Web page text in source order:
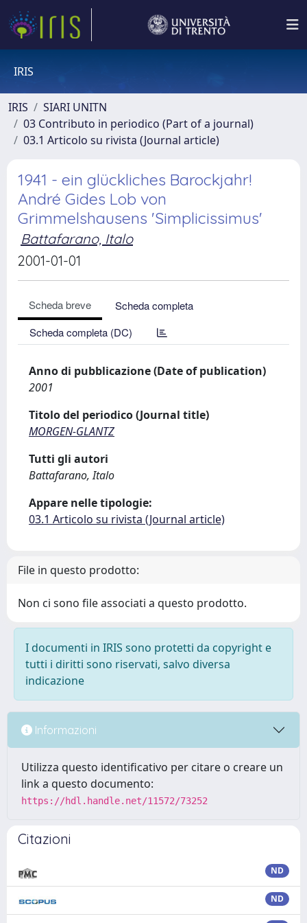
IRIS
IRIS
SIARI UNITN
03 Contributo in periodico (Part of a journal)
03.1 Articolo su rivista (Journal article)
1941 - ein glückliches Barockjahr!
André Gides Lob von
Grimmelshausens 'Simplicissimus'
Battafarano, Italo
2001-01-01
Scheda breve
Scheda completa
Scheda completa (DC)
Anno di pubblicazione (Date of publication)
2001
Titolo del periodico (Journal title)
MORGEN-GLANTZ
Tutti gli autori
Battafarano, Italo
Appare nelle tipologie:
03.1 Articolo su rivista (Journal article)
File in questo prodotto:
Non ci sono file associati a questo prodotto.
I documenti in IRIS sono protetti da copyright e
tutti i diritti sono riservati, salvo diversa
indicazione
Informazioni
Utilizza questo identificativo per citare o creare un
link a questo documento:
https://hdl.handle.net/11572/73252
Citazioni
ND
ND